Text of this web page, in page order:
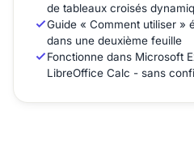
de tableaux croisés
Guide « Comment utiliser »
dans une deuxième feuille
Fonctionne dans Microsoft
LibreOffice Calc - sans